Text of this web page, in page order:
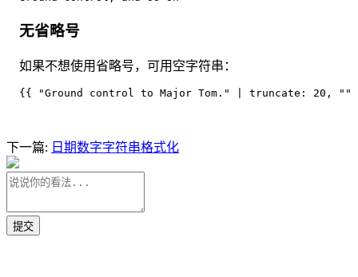
无省略号
如果不想使用省略号，可用空字符串：
{{ "Ground control to Major Tom." | truncate: 20,
下一篇: 日期数字字符串格式化